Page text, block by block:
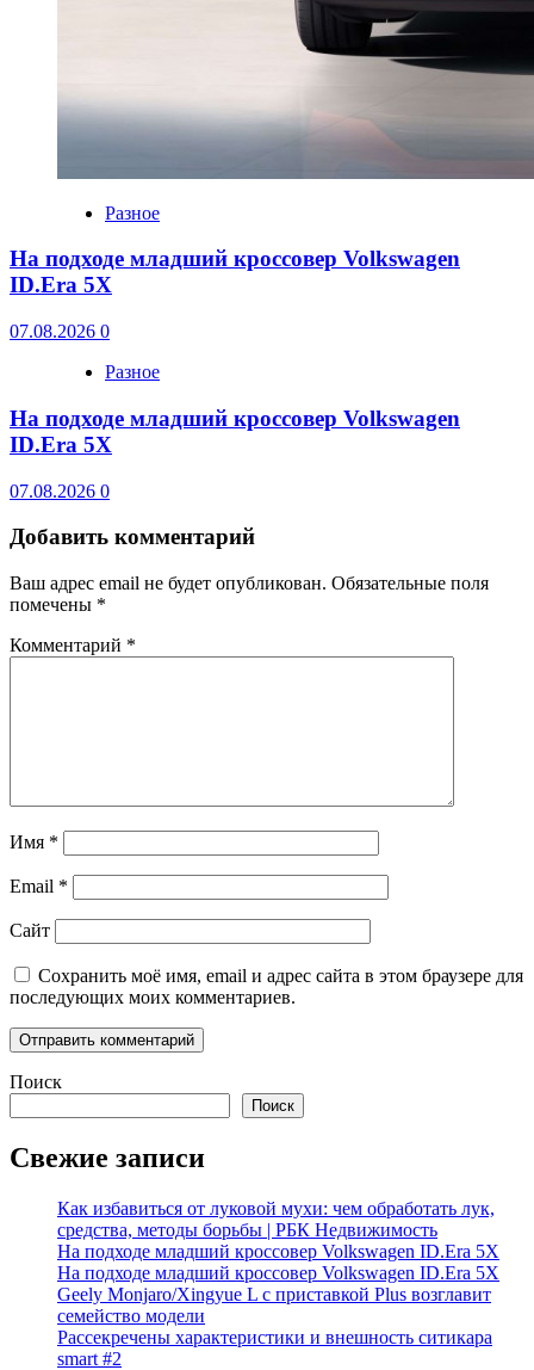
Разное
На подходе младший кроссовер Volkswagen
ID.Era 5X
07.08.2026 0
Разное
На подходе младший кроссовер Volkswagen
ID.Era 5X
07.08.2026 0
Добавить комментарий
Ваш адрес email не будет опубликован. Обязательные поля
помечены *
Комментарий *
Имя *
Email *
Сайт
Сохранить моё имя, email и адрес сайта в этом браузере для
последующих моих комментариев.
Поиск
Поиск
Свежие записи
Как избавиться от луковой мухи: чем обработать лук,
средства, методы борьбы | РБК Недвижимость
На подходе младший кроссовер Volkswagen ID.Era 5X
На подходе младший кроссовер Volkswagen ID.Era 5X
Geely Monjaro/Xingyue L с приставкой Plus возглавит
семейство модели
Рассекречены характеристики и внешность ситикара
smart #2